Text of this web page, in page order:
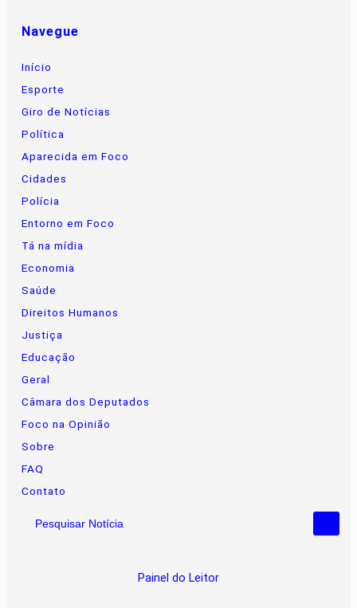
Navegue
Início
Esporte
Giro de Notícias
Política
Aparecida em Foco
Cidades
Polícia
Entorno em Foco
Tá na mídia
Economia
Saúde
Direitos Humanos
Justiça
Educação
Geral
Câmara dos Deputados
Foco na Opinião
Sobre
FAQ
Contato
Pesquisar Notícia
Painel do Leitor